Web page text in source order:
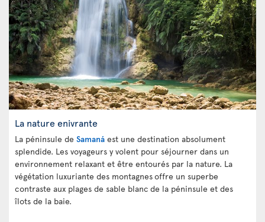
La nature enivrante
La péninsule de Samaná est une destination absolument
splendide. Les voyageurs y volent pour séjourner dans un
environnement relaxant et être entourés par la nature. La
végétation luxuriante des montagnesoffre un superbe
contraste aux plages de sable blanc de la péninsule et des
îlots de la baie.